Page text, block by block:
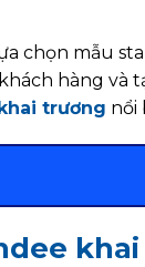
chọn mẫu
hàng và
trương nổi